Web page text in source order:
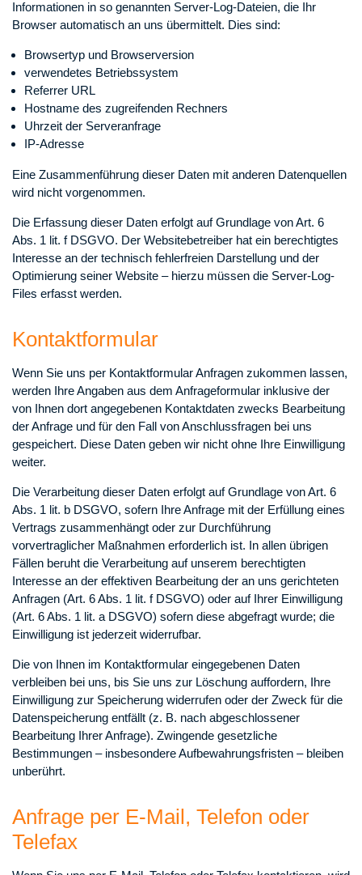
Informationen in so genannten Server-Log-Dateien, die Ihr
Browser automatisch an uns übermittelt. Dies sind:
Browsertyp und Browserversion
verwendetes Betriebssystem
Referrer URL
Hostname des zugreifenden Rechners
Uhrzeit der Serveranfrage
IP-Adresse
Eine Zusammenführung dieser Daten mit anderen Datenquellen
wird nicht vorgenommen.
Die Erfassung dieser Daten erfolgt auf Grundlage von Art. 6
Abs. 1 lit. f DSGVO. Der Websitebetreiber hat ein berechtigtes
Interesse an der technisch fehlerfreien Darstellung und der
Optimierung seiner Website – hierzu müssen die Server-Log-
Files erfasst werden.
Kontaktformular
Wenn Sie uns per Kontaktformular Anfragen zukommen lassen,
werden Ihre Angaben aus dem Anfrageformular inklusive der
von Ihnen dort angegebenen Kontaktdaten zwecks Bearbeitung
der Anfrage und für den Fall von Anschlussfragen bei uns
gespeichert. Diese Daten geben wir nicht ohne Ihre Einwilligung
weiter.
Die Verarbeitung dieser Daten erfolgt auf Grundlage von Art. 6
Abs. 1 lit. b DSGVO, sofern Ihre Anfrage mit der Erfüllung eines
Vertrags zusammenhängt oder zur Durchführung
vorvertraglicher Maßnahmen erforderlich ist. In allen übrigen
Fällen beruht die Verarbeitung auf unserem berechtigten
Interesse an der effektiven Bearbeitung der an uns gerichteten
Anfragen (Art. 6 Abs. 1 lit. f DSGVO) oder auf Ihrer Einwilligung
(Art. 6 Abs. 1 lit. a DSGVO) sofern diese abgefragt wurde; die
Einwilligung ist jederzeit widerrufbar.
Die von Ihnen im Kontaktformular eingegebenen Daten
verbleiben bei uns, bis Sie uns zur Löschung auffordern, Ihre
Einwilligung zur Speicherung widerrufen oder der Zweck für die
Datenspeicherung entfällt (z. B. nach abgeschlossener
Bearbeitung Ihrer Anfrage). Zwingende gesetzliche
Bestimmungen – insbesondere Aufbewahrungsfristen – bleiben
unberührt.
Anfrage per E-Mail, Telefon oder
Telefax